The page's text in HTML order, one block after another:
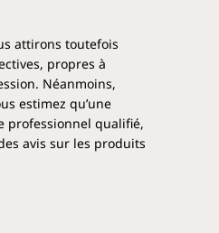
exempt des additifs
exigences légales, l'inuline BIO
des colorants, des
magnésium, ainsi que d'OGM et
attirons toutefois
propres à
Néanmoins,
estimez qu’une
professionnel qualifié,
avis sur les produits